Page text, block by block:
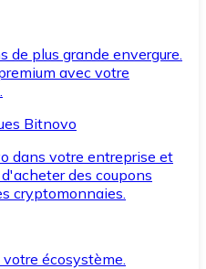
de plus grande envergure.
avec votre
Bitnovo
dans votre entreprise et
des coupons
cryptomonnaies.
écosystème.